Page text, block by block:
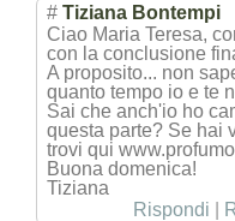
# Tiziana Bontempi
Ciao Maria Teresa,
con la conclusione
A proposito... non
quanto tempo io e te
Sai che anch'io ho
questa parte? Se hai
trovi qui
Buona domenica!
Tiziana
Rispondi